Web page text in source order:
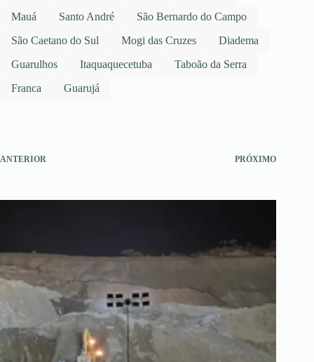
Mauá
Santo André
São Bernardo do Campo
São Caetano do Sul
Mogi das Cruzes
Diadema
Guarulhos
Itaquaquecetuba
Taboão da Serra
Franca
Guarujá
ANTERIOR PRÓXIMO